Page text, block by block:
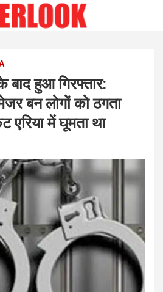
बाद हुआ गिरफ्तार:
बन लोगों को ठगता
एरिया में घूमता था